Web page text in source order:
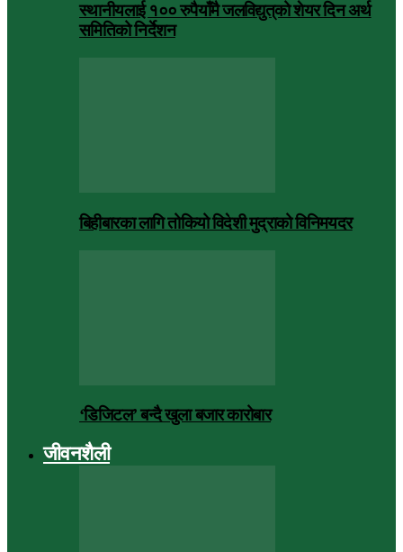
स्थानीयलाई १०० रुपैयाँमै जलविद्युत्‌को शेयर दिन अर्थ
समितिको निर्देशन
बिहीबारका लागि तोकियो विदेशी मुद्राको विनिमयदर
‘डिजिटल’ बन्दै खुला बजार कारोबार
जीवनशैली